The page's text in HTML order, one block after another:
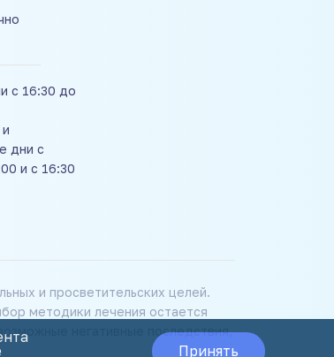
с 16:30 до
дни с
и с 16:30
и просветительских целей.
методики лечения остается
негативные последствия,
Принять